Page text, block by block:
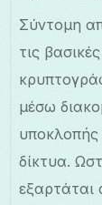
Σύντομη
τις
μέσω
υποκλοπής
δίκτυα.
εξαρτάται